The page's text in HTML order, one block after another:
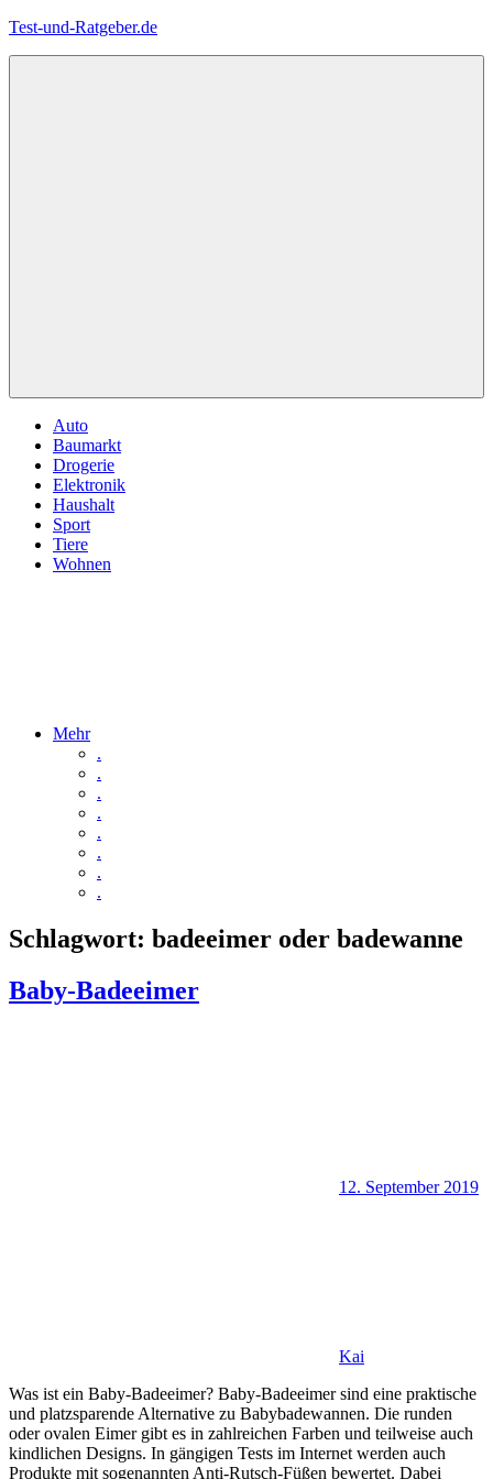
Zum
Test-und-Ratgeber.de
Auto
Baumarkt
Drogerie
Elektronik
Haushalt
Sport
Tiere
Wohnen
Mehr
.
.
.
.
.
.
.
.
Schlagwort: badeeimer oder badewanne
Baby-Badeeimer
12. September 2019
Kai
Was ist ein Baby-Badeeimer? Baby-Badeeimer sind eine praktische
und platzsparende Alternative zu Babybadewannen. Die runden
oder ovalen Eimer gibt es in zahlreichen Farben und teilweise auch
kindlichen Designs. In gängigen Tests im Internet werden auch
Produkte mit sogenannten Anti-Rutsch-Füßen bewertet. Dabei